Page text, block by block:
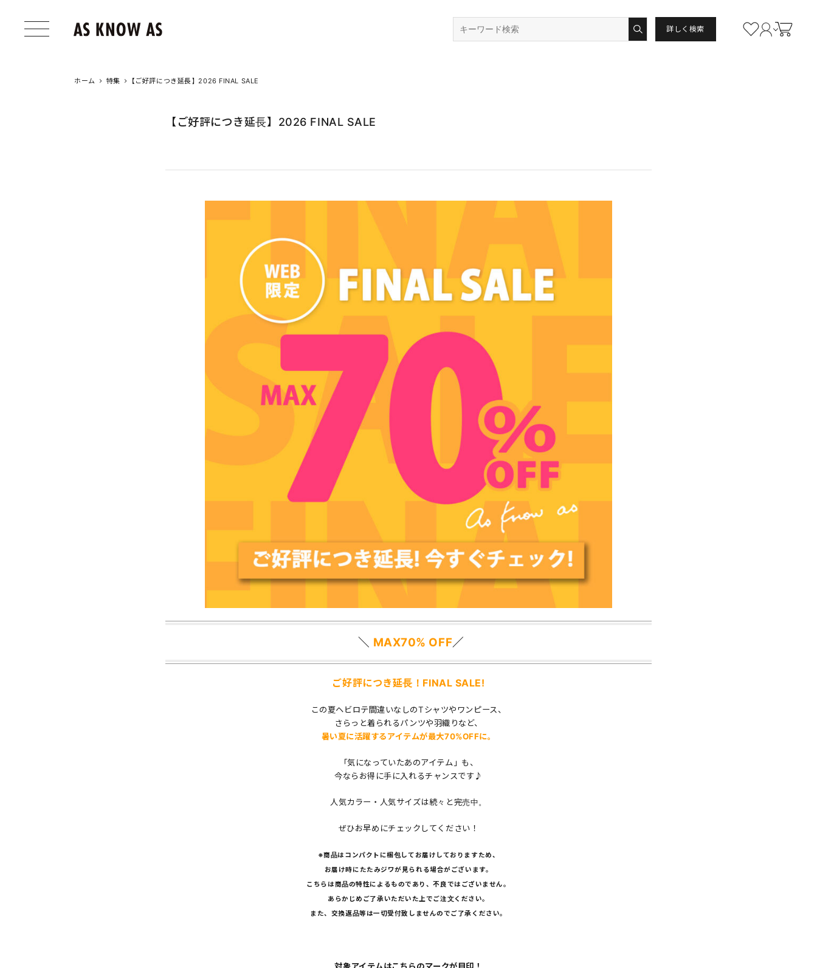
詳しく検索
ホーム 特集 【ご好評につき延長】2026 FINAL SALE
【ご好評につき延長】2026 FINAL SALE
＼ MAX70% OFF／
ご好評につき延長！FINAL SALE!
この夏ヘビロテ間違いなしのTシャツやワンピース、
さらっと着られるパンツや羽織りなど、
暑い夏に活躍するアイテムが最大70%OFFに。
「気になっていたあのアイテム」も、
今ならお得に手に入れるチャンスです♪
人気カラー・人気サイズは続々と完売中。
ぜひお早めにチェックしてください！
※商品はコンパクトに梱包してお届けしておりますため、
お届け時にたたみジワが見られる場合がございます。
こちらは商品の特性によるものであり、不良ではございません。
あらかじめご了承いただいた上でご注文ください。
また、交換返品等は一切受付致しませんのでご了承ください。